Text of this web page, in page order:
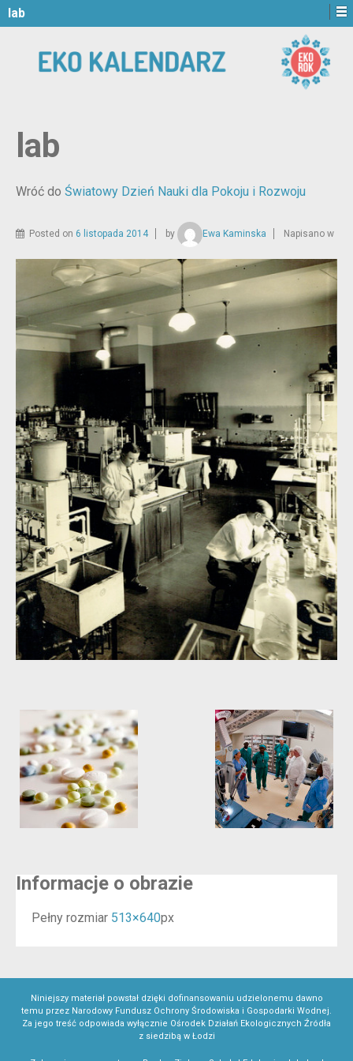
lab
lab
Wróć do Światowy Dzień Nauki dla Pokoju i Rozwoju
Posted on 6 listopada 2014 by Ewa Kaminska Napisano w
Informacje o obrazie
Pełny rozmiar 513×640px
Niniejszy materiał powstał dzięki dofinansowaniu udzielonemu dawno
temu przez Narodowy Fundusz Ochrony Środowiska i Gospodarki Wodnej.
Za jego treść odpowiada wyłącznie Ośrodek Działań Ekologicznych Źródła
z siedzibą w Łodzi